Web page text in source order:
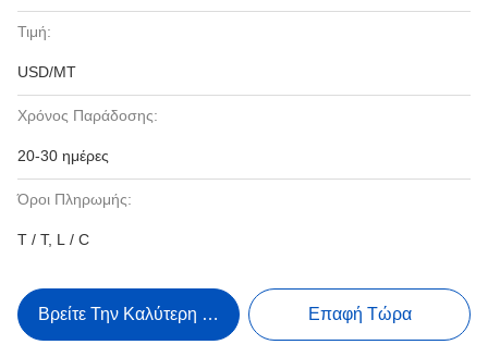
Τιμή:
USD/MT
Χρόνος Παράδοσης:
20-30 ημέρες
Όροι Πληρωμής:
T / T, L / C
Βρείτε Την Καλύτερη Τιμή Επαφή Τώρα